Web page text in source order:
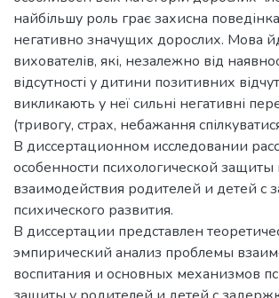
найбільшу роль грає захисна поведінка
негативно значущих дорослих. Мова
вихователів, які, незалежно від
відсутності у дитини позитивних
викликають у неї сильні негативні
(тривогу, страх, небажання
В диссертационном исследовании
особенности психологической защиты
взаимодействия родителей и детей с
психического развития.
В диссертации представлен
эмпирический анализ проблемы
воспитания и основных механизмов